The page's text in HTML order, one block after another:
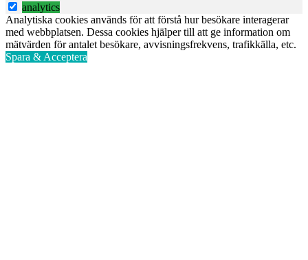
analytics
Analytiska cookies används för att förstå hur besökare interagerar
med webbplatsen. Dessa cookies hjälper till att ge information om
mätvärden för antalet besökare, avvisningsfrekvens, trafikkälla, etc.
Spara & Acceptera